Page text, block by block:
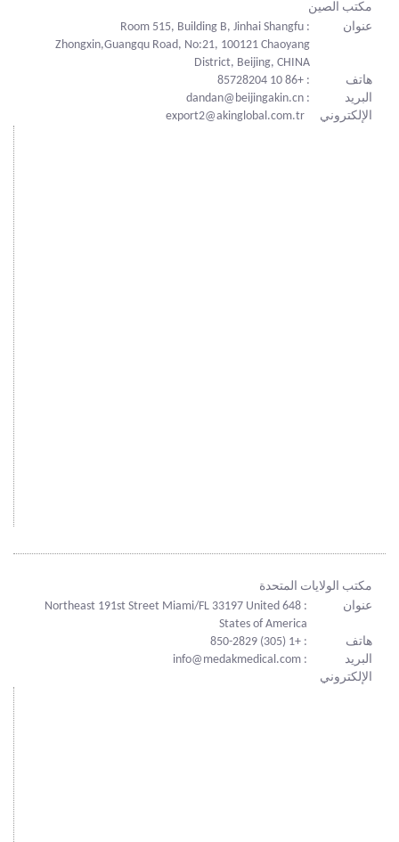
مكتب الصين
عنوان
: Room 515, Building B, Jinhai Shangfu
Zhongxin,Guangqu Road, No:21, 100121 Chaoyang
District, Beijing, CHINA
هاتف
: +86 10 85728204
البريد
الإلكتروني
: dandan@beijingakin.cn
مكتب الولايات المتحدة
عنوان
: 648 Northeast 191st Street Miami/FL 33197 United
States of America
هاتف
: +1 (305) 850-2829
البريد
الإلكتروني
: info@medakmedical.com